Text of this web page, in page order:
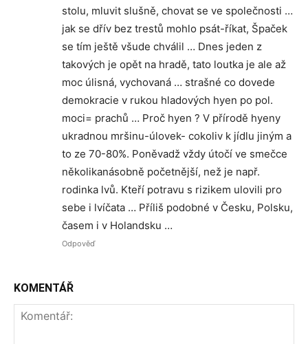
stolu, mluvit slušně, chovat se ve společnosti …
jak se dřív bez trestů mohlo psát-říkat, Špaček
se tím ještě všude chválil … Dnes jeden z
takových je opět na hradě, tato loutka je ale až
moc úlisná, vychovaná … strašné co dovede
demokracie v rukou hladových hyen po pol.
moci= prachů … Proč hyen ? V přírodě hyeny
ukradnou mršinu-úlovek- cokoliv k jídlu jiným a
to ze 70-80%. Poněvadž vždy útočí ve smečce
několikanásobně početnější, než je např.
rodinka lvů. Kteří potravu s rizikem ulovili pro
sebe i lvíčata … Příliš podobné v Česku, Polsku,
časem i v Holandsku …
Odpověď
KOMENTÁŘ